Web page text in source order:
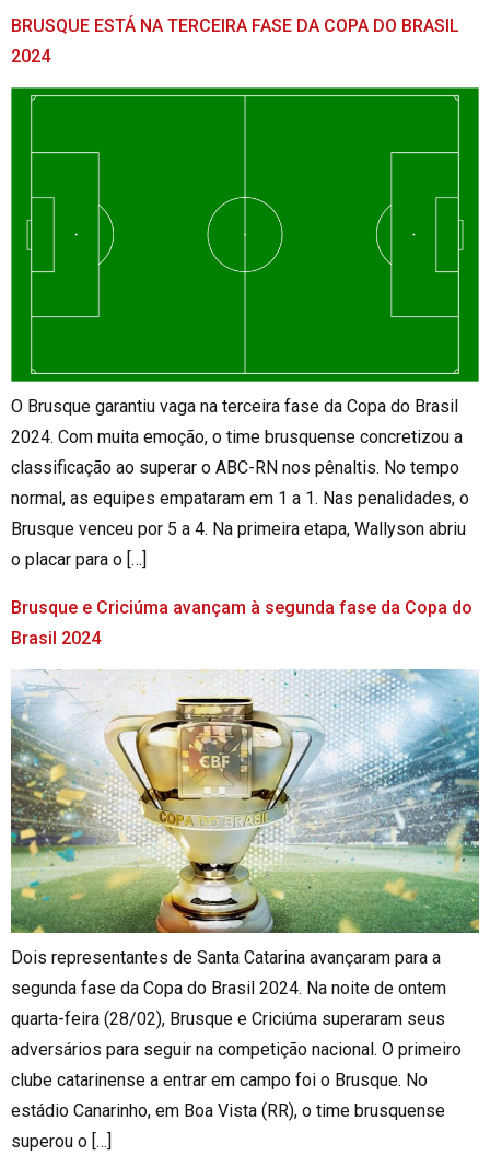
BRUSQUE ESTÁ NA TERCEIRA FASE DA COPA DO BRASIL
2024
O Brusque garantiu vaga na terceira fase da Copa do Brasil
2024. Com muita emoção, o time brusquense concretizou a
classificação ao superar o ABC-RN nos pênaltis. No tempo
normal, as equipes empataram em 1 a 1. Nas penalidades, o
Brusque venceu por 5 a 4. Na primeira etapa, Wallyson abriu
o placar para o […]
Brusque e Criciúma avançam à segunda fase da Copa do
Brasil 2024
Dois representantes de Santa Catarina avançaram para a
segunda fase da Copa do Brasil 2024. Na noite de ontem
quarta-feira (28/02), Brusque e Criciúma superaram seus
adversários para seguir na competição nacional. O primeiro
clube catarinense a entrar em campo foi o Brusque. No
estádio Canarinho, em Boa Vista (RR), o time brusquense
superou o […]